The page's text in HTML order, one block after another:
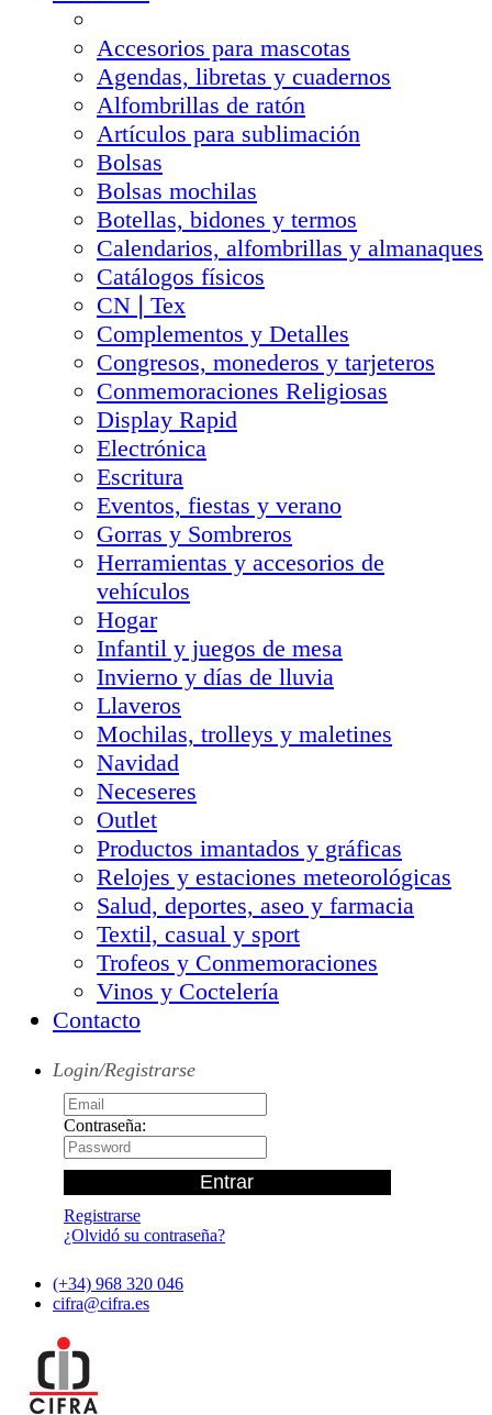
Accesorios para mascotas
Agendas, libretas y cuadernos
Alfombrillas de ratón
Artículos para sublimación
Bolsas
Bolsas mochilas
Botellas, bidones y termos
Calendarios, alfombrillas y almanaques
Catálogos físicos
CN❘Tex
Complementos y Detalles
Congresos, monederos y tarjeteros
Conmemoraciones Religiosas
Display Rapid
Electrónica
Escritura
Eventos, fiestas y verano
Gorras y Sombreros
Herramientas y accesorios de
vehículos
Hogar
Infantil y juegos de mesa
Invierno y días de lluvia
Llaveros
Mochilas, trolleys y maletines
Navidad
Neceseres
Outlet
Productos imantados y gráficas
Relojes y estaciones meteorológicas
Salud, deportes, aseo y farmacia
Textil, casual y sport
Trofeos y Conmemoraciones
Vinos y Coctelería
Contacto
Login/Registrarse
Contraseña:
Registrarse
¿Olvidó su contraseña?
(+34) 968 320 046
cifra@cifra.es